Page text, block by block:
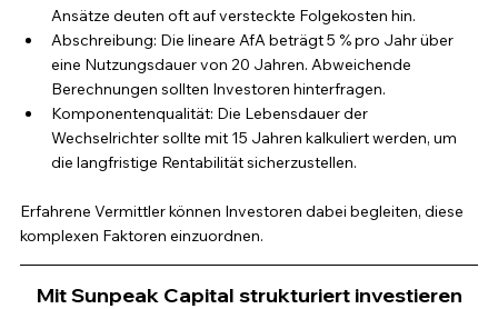
Ansätze deuten oft auf versteckte Folgekosten hin.
Abschreibung: Die lineare AfA beträgt 5 % pro Jahr über
eine Nutzungsdauer von 20 Jahren. Abweichende
Berechnungen sollten Investoren hinterfragen.
Komponentenqualität: Die Lebensdauer der
Wechselrichter sollte mit 15 Jahren kalkuliert werden, um
die langfristige Rentabilität sicherzustellen.
Erfahrene Vermittler können Investoren dabei begleiten, diese
komplexen Faktoren einzuordnen.
Mit Sunpeak Capital strukturiert investieren